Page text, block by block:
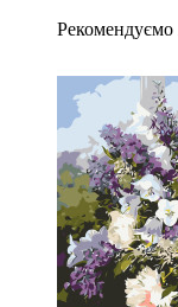
Рекомендуємо